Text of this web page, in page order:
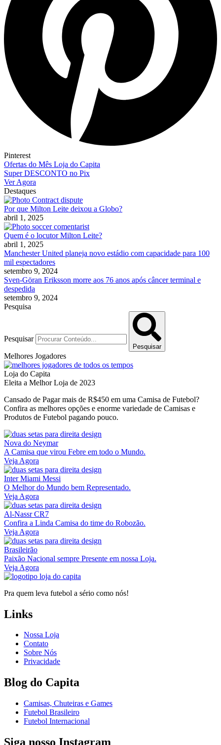
Pinterest
Ofertas do Mês Loja do Capita
Super DESCONTO no Pix
Ver Agora
Destaques
Por que Milton Leite deixou a Globo?
abril 1, 2025
Quem é o locutor Milton Leite?
abril 1, 2025
Manchester United planeja novo estádio com capacidade para 100
mil espectadores
setembro 9, 2024
Sven-Göran Eriksson morre aos 76 anos após câncer terminal e
despedida
setembro 9, 2024
Pesquisa
Pesquisar
Pesquisar
Melhores Jogadores
Loja do Capita
Eleita a Melhor Loja de 2023
Cansado de Pagar mais de R$450 em uma Camisa de Futebol?
Confira as melhores opções e enorme variedade de Camisas e
Produtos de Futebol pagando pouco.
Nova do Neymar
A Camisa que virou Febre em todo o Mundo.
Veja Agora
Inter Miami Messi
O Melhor do Mundo bem Representado.
Veja Agora
Al-Nassr CR7
Confira a Linda Camisa do time do Robozão.
Veja Agora
Brasileirão
Paixão Nacional sempre Presente em nossa Loja.
Veja Agora
Pra quem leva futebol a sério como nós!
Links
Nossa Loja
Contato
Sobre Nós
Privacidade
Blog do Capita
Camisas, Chuteiras e Games
Futebol Brasileiro
Futebol Internacional
Siga nosso Instagram